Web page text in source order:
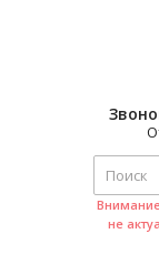
не